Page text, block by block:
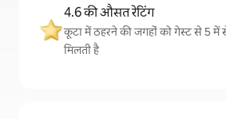
4.6 की औसत रेटिंग
कूटा में ठहरने की जगहों को गेस्ट से 5
मिलती है